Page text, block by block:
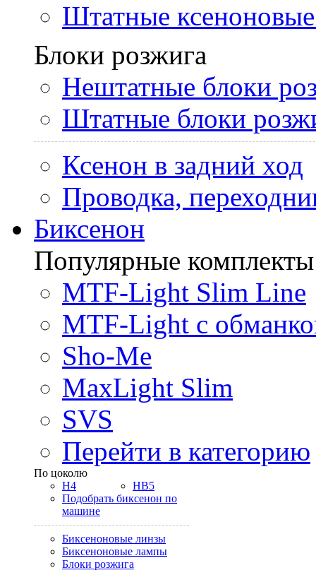
Штатные
Блоки розжига
Нештатные блоки
Штатные блоки
Ксенон в задний ход
Проводка,
Биксенон
Популярные комплекты
MTF-Light Slim Line
MTF-Light с
Sho-Me
MaxLight Slim
SVS
Перейти в категорию
По цоколю
H4
HB5
Подобрать биксенон по
машине
Биксеноновые линзы
Биксеноновые лампы
Блоки розжига